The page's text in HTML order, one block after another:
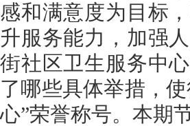
感和满意度为目标
升服务能力，加强
街社区卫生服务中
了哪些具体举措，
心”荣誉称号。本期